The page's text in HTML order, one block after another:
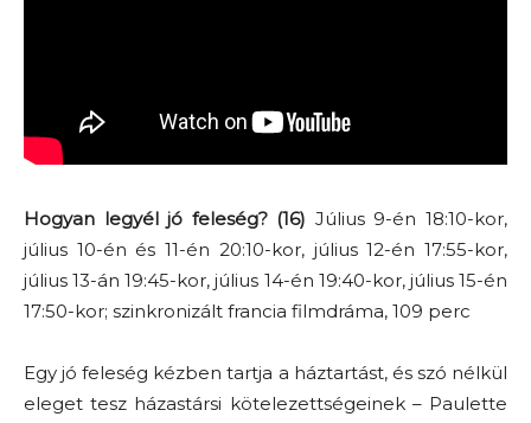
Hogyan legyél jó feleség? (16) Július 9-én 18:10-kor,
július 10-én és 11-én 20:10-kor, július 12-én 17:55-kor,
július 13-án 19:45-kor, július 14-én 19:40-kor, július 15-én
17:50-kor; szinkronizált francia filmdráma, 109 perc
Egy jó feleség kézben tartja a háztartást, és szó nélkül
eleget tesz házastársi kötelezettségeinek – Paulette